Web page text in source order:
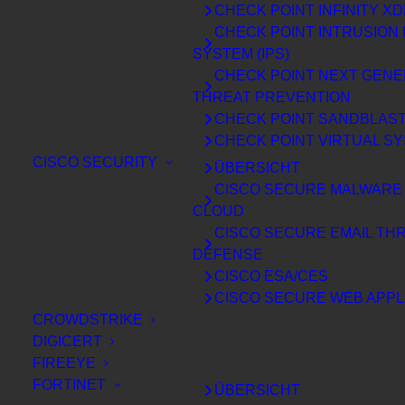
CHECK POINT INFINITY
CHECK POINT INTRUSION
SYSTEM (IPS)
CHECK POINT NEXT
THREAT PREVENTION
CHECK POINT
CHECK POINT VIRTUAL
CISCO SECURITY
ÜBERSICHT
CISCO SECURE
CLOUD
CISCO SECURE EMAIL
DEFENSE
CISCO ESA/CES
CISCO SECURE WEB
CROWDSTRIKE
DIGICERT
FIREEYE
FORTINET
ÜBERSICHT
technische und Awareness-
Massnahmen gegen Phishing